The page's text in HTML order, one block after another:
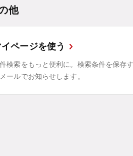
他
ページを使う
検索をもっと便利に。検索条件を保存
ールでお知らせします。